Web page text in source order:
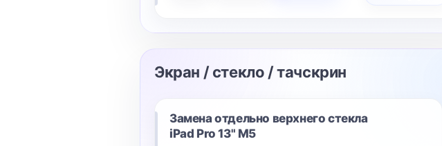
Экран / стекло / тачскрин
Замена отдельно верхнего стекла
iPad Pro 13" M5